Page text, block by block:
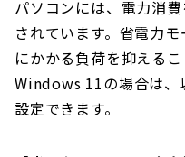
パソコンには、電力消
されています。省電力
にかかる負荷を抑えるこ
Windows 11の場合は、
設定できます。